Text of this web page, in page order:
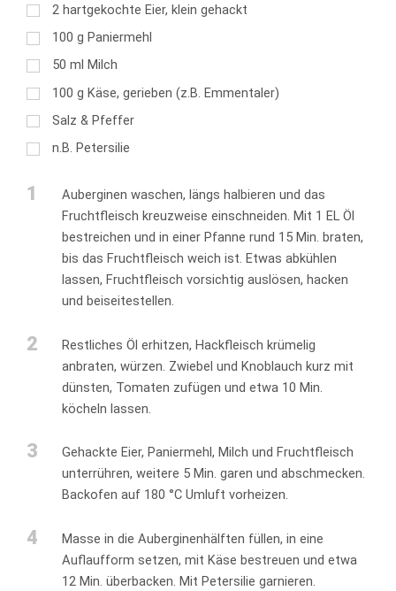
2 hartgekochte Eier, klein gehackt
100 g Paniermehl
50 ml Milch
100 g Käse, gerieben (z.B. Emmentaler)
Salz & Pfeffer
n.B. Petersilie
1
Auberginen waschen, längs halbieren und das
Fruchtfleisch kreuzweise einschneiden. Mit 1 EL Öl
bestreichen und in einer Pfanne rund 15 Min. braten,
bis das Fruchtfleisch weich ist. Etwas abkühlen
lassen, Fruchtfleisch vorsichtig auslösen, hacken
und beiseitestellen.
2
Restliches Öl erhitzen, Hackfleisch krümelig
anbraten, würzen. Zwiebel und Knoblauch kurz mit
dünsten, Tomaten zufügen und etwa 10 Min.
köcheln lassen.
3
Gehackte Eier, Paniermehl, Milch und Fruchtfleisch
unterrühren, weitere 5 Min. garen und abschmecken.
Backofen auf 180 °C Umluft vorheizen.
4
Masse in die Auberginenhälften füllen, in eine
Auflaufform setzen, mit Käse bestreuen und etwa
12 Min. überbacken. Mit Petersilie garnieren.